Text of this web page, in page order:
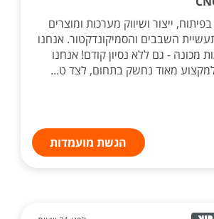
ייצור ושיווק מערכות ומוצרים
השבבים והסמיקונדקטור. אנחנו
מכונה - גם ללא נסיון קודם! אנחנו
מאוד נחשק בתחום, לצד ט...
הגשת מועמדות